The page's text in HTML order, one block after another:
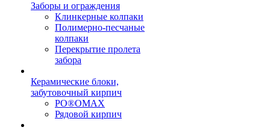
Заборы и ограждения
Клинкерные колпаки
Полимерно-песчаные
колпаки
Перекрытие пролета
забора
Керамические блоки,
забутовочный кирпич
PO®OMAX
Рядовой кирпич